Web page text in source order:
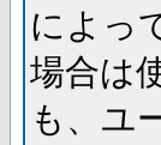
によっ
場合は
も、ユ